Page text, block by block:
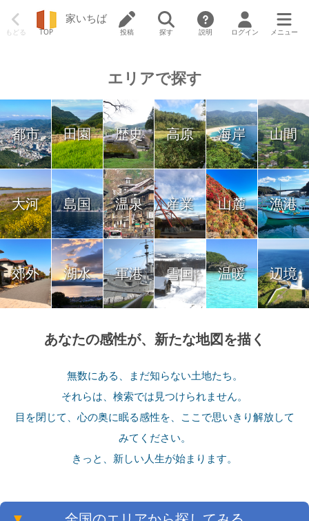
もどる TOP
家いちば
投稿 探す 説明 ログイン メニュー
エリアで探す
都市 田園 歴史 高原 海岸 山間
大河 島国 温泉 産業 山麓 漁港
郊外 湖水 軍港 雪国 温暖 辺境
あなたの感性が、新たな地図を描く
無数にある、まだ知らない土地たち。
それらは、検索では見つけられません。
目を閉じて、心の奥に眠る感性を、ここで思いきり解放して
みてください。
きっと、新しい人生が始まります。